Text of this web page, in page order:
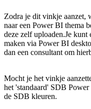
Zodra je dit vinkje aanzet,
naar een Power BI thema
deze zelf uploaden.Je kunt
maken via Power BI
dan een consultant om
Mocht je het vinkje
het 'standaard' SDB
de SDB kleuren.